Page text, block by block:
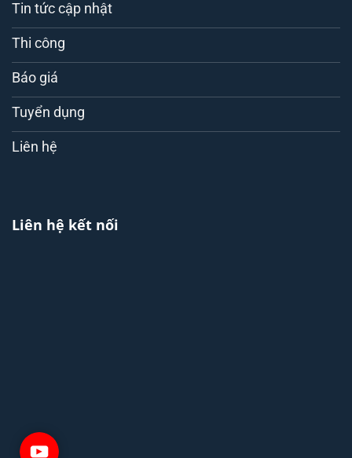
Tin tức cập nhật
Thi công
Báo giá
Tuyển dụng
Liên hệ
Liên hệ kết nối